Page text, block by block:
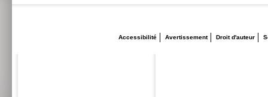
Accessibilité Avertissement Droit d'auteur